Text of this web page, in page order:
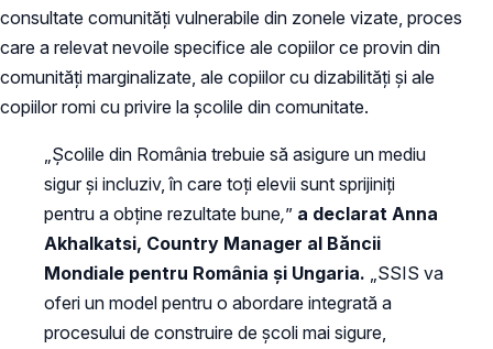
consultate comunități vulnerabile din zonele vizate, proces
care a relevat nevoile specifice ale copiilor ce provin din
comunități marginalizate, ale copiilor cu dizabilități și ale
copiilor romi cu privire la școlile din comunitate.
„Școlile din România trebuie să asigure un mediu
sigur și incluziv, în care toți elevii sunt sprijiniți
pentru a obține rezultate bune,” a declarat Anna
Akhalkatsi, Country Manager al Băncii
Mondiale pentru România și Ungaria. „SSIS va
oferi un model pentru o abordare integrată a
procesului de construire de școli mai sigure,